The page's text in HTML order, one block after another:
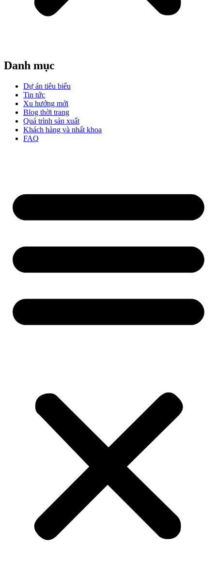
Danh mục
Dự án tiêu biểu
Tin tức
Xu hướng mới
Blog thời trang
Quá trình sản xuất
Khách hàng và nhất khoa
FAQ